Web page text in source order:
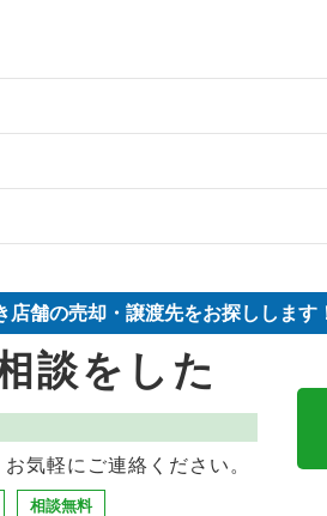
覧
件一覧
店舗の売却・譲渡先をお探しします
談をした
気軽にご連絡ください。
相談無料